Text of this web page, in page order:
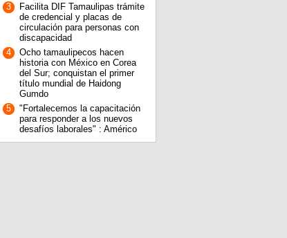
3
Facilita DIF Tamaulipas trámite
de credencial y placas de
circulación para personas con
discapacidad
4
Ocho tamaulipecos hacen
historia con México en Corea
del Sur; conquistan el primer
título mundial de Haidong
Gumdo
5
"Fortalecemos la capacitación
para responder a los nuevos
desafíos laborales" : Américo